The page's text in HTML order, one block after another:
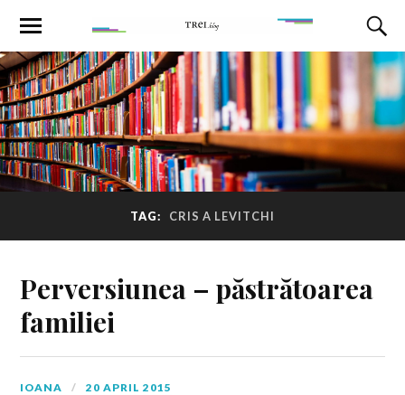
TAG: CRIS A LEVITCHI
Perversiunea – păstrătoarea
familiei
IOANA 20 APRIL 2015